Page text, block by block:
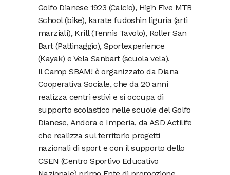
Golfo Dianese 1923 (Calcio), High Five MTB
School (bike), karate fudoshin liguria (arti
marziali), Krill (Tennis Tavolo), Roller San
Bart (Pattinaggio), Sportexperience
(Kayak) e Vela Sanbart (scuola vela).
Il Camp SBAM! è organizzato da Diana
Cooperativa Sociale, che da 20 anni
realizza centri estivi e si occupa di
supporto scolastico nelle scuole del Golfo
Dianese, Andora e Imperia, da ASD Actilife
che realizza sul territorio progetti
nazionali di sport e con il supporto dello
CSEN (Centro Sportivo Educativo